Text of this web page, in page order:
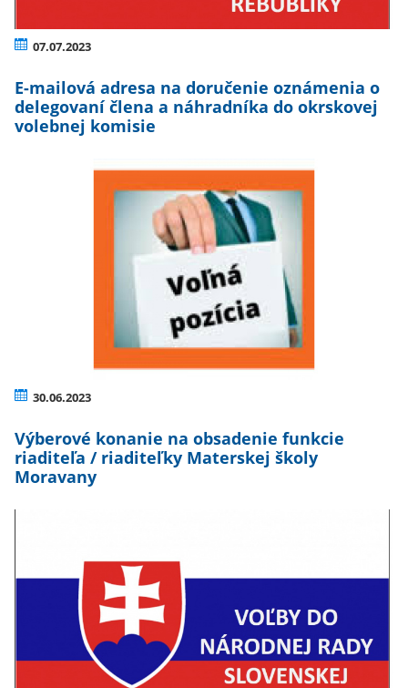
07.07.2023
E-mailová adresa na doručenie oznámenia o
delegovaní člena a náhradníka do okrskovej
volebnej komisie
30.06.2023
Výberové konanie na obsadenie funkcie
riaditeľa / riaditeľky Materskej školy
Moravany